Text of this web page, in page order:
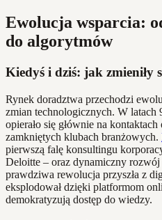
Ewolucja wsparcia:
do algorytmów
Kiedyś i dziś: jak zmieniły
Rynek doradztwa przechodzi
zmian technologicznych. W latach
opierało się głównie na
zamkniętych klubach branżowych.
pierwszą falę konsultingu
Deloitte – oraz dynamiczny rozwój
prawdziwa rewolucja przyszła z
eksplodował dzięki platformom
demokratyzują dostęp do wiedzy.